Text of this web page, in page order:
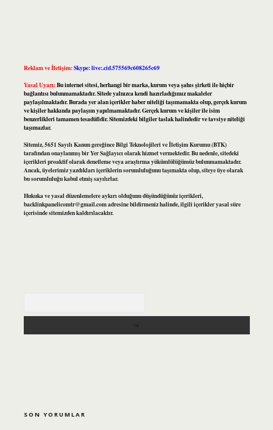
Reklam ve İletişim:Skype: live:.cid.575569c608265c69
Yasal Uyarı:Bu internet sitesi, herhangi bir marka, kurum veya şahıs şirketi ile hiçbir
bağlantısı bulunmamaktadır. Sitede yalnızca kendi hazırladığımız makaleler
paylaşılmaktadır. Burada yer alan içerikler haber niteliği taşımamakta olup, gerçek kurum
ve kişiler hakkında paylaşım yapılmamaktadır. Gerçek kurum ve kişiler ile isim
benzerlikleri tamamen tesadüfidir. Sitemizdeki bilgiler taslak halindedir ve tavsiye niteliği
taşımazlar.
Sitemiz, 5651 Sayılı Kanun gereğince Bilgi Teknolojileri ve İletişim Kurumu (BTK)
tarafından onaylanmış bir Yer Sağlayıcı olarak hizmet vermektedir. Bu nedenle, sitedeki
içerikleri proaktif olarak denetleme veya araştırma yükümlülüğümüz bulunmamaktadır.
Ancak, üyelerimiz yazdıkları içeriklerin sorumluluğunu taşımakta olup, siteye üye olarak
bu sorumluluğu kabul etmiş sayılırlar.
Hukuka ve yasal düzenlemelere aykırı olduğunu düşündüğünüz içerikleri,
backlinkpanelicomtr@gmail.comadresine bildirmeniz halinde, ilgili içerikler yasal süre
içerisinde sitemizden kaldırılacaktır.
SON YORUMLAR